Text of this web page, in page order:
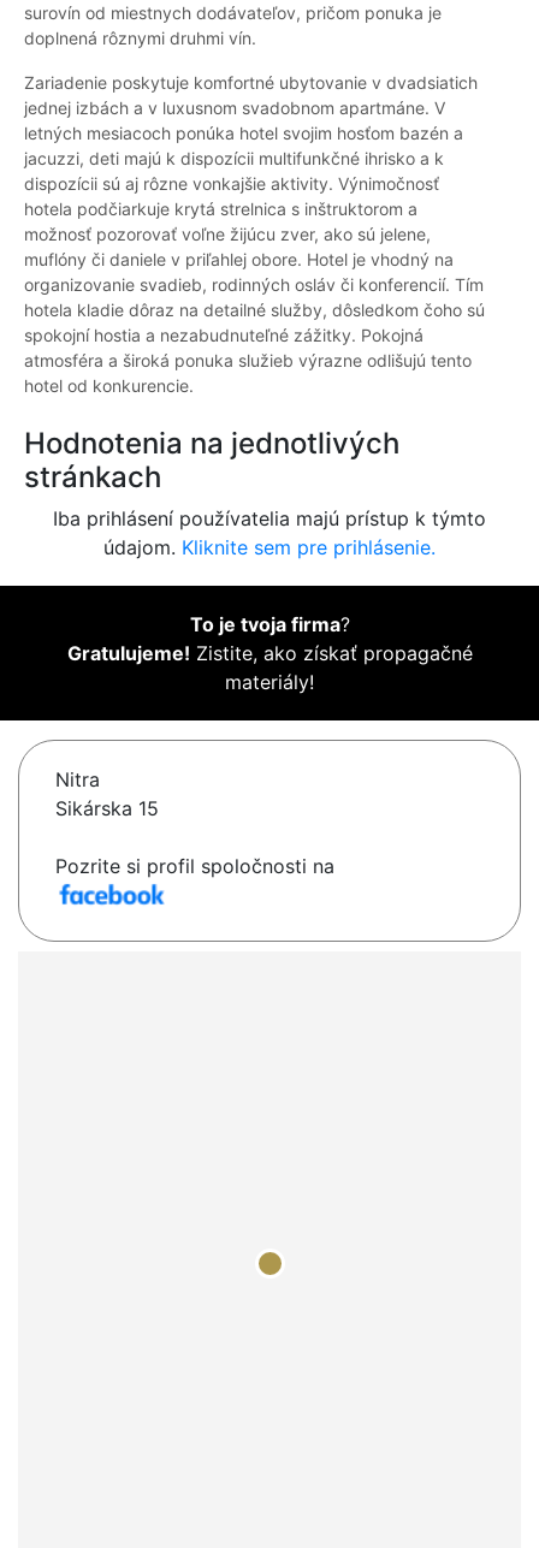
surovín od miestnych dodávateľov, pričom ponuka je
doplnená rôznymi druhmi vín.
Zariadenie poskytuje komfortné ubytovanie v dvadsiatich
jednej izbách a v luxusnom svadobnom apartmáne. V
letných mesiacoch ponúka hotel svojim hosťom bazén a
jacuzzi, deti majú k dispozícii multifunkčné ihrisko a k
dispozícii sú aj rôzne vonkajšie aktivity. Výnimočnosť
hotela podčiarkuje krytá strelnica s inštruktorom a
možnosť pozorovať voľne žijúcu zver, ako sú jelene,
muflóny či daniele v priľahlej obore. Hotel je vhodný na
organizovanie svadieb, rodinných osláv či konferencií. Tím
hotela kladie dôraz na detailné služby, dôsledkom čoho sú
spokojní hostia a nezabudnuteľné zážitky. Pokojná
atmosféra a široká ponuka služieb výrazne odlišujú tento
hotel od konkurencie.
Hodnotenia na jednotlivých
stránkach
Iba prihlásení používatelia majú prístup k týmto
údajom. Kliknite sem pre prihlásenie.
To je tvoja firma?
Gratulujeme! Zistite, ako získať propagačné
materiály!
Nitra
Sikárska 15
Pozrite si profil spoločnosti na